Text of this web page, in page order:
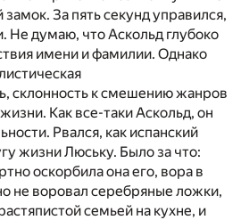
За пять секунд управился,
Не думаю, что Аскольд глубоко
имени и фамилии. Однако
склонность к смешению жанров
Как все-таки Аскольд, он
Рвался, как испанский
жизни Люську. Было за что:
оскорбила она его, вора в
не воровал серебряные ложки,
семьей на кухне, и